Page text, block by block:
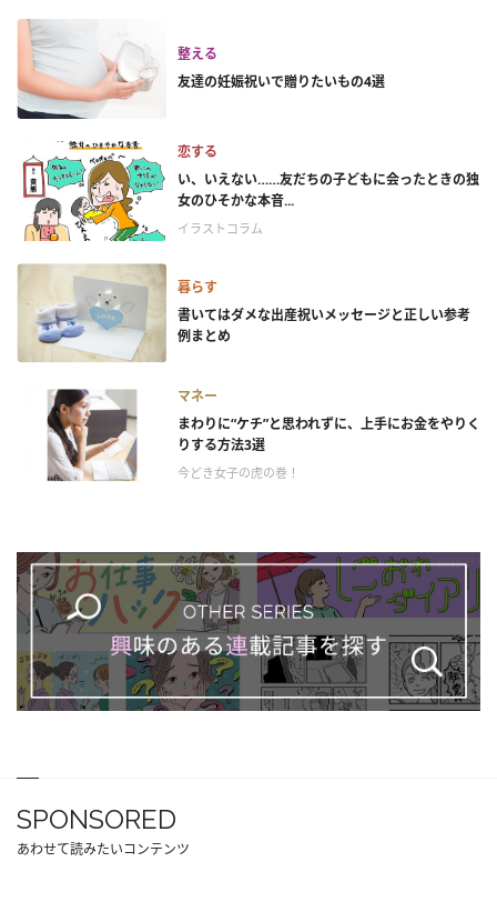
整える
友達の妊娠祝いで贈りたいもの4選
恋する
い、いえない……友だちの子どもに会ったときの独
女のひそかな本音...
イラストコラム
暮らす
書いてはダメな出産祝いメッセージと正しい参考
例まとめ
マネー
まわりに“ケチ”と思われずに、上手にお金をやりく
りする方法3選
今どき女子の虎の巻！
SPONSORED
あわせて読みたいコンテンツ